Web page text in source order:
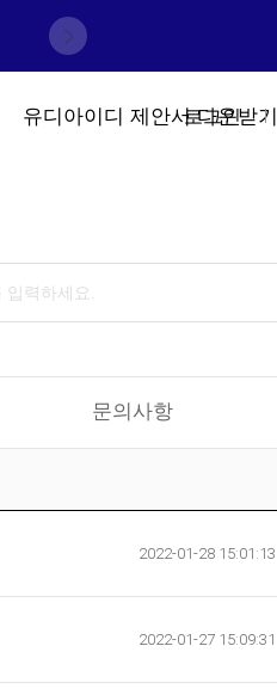
유디아이디 제안서 다운받기
로그인
문의사항
2022-01-28 15:01:13
2022-01-27 15:09:31